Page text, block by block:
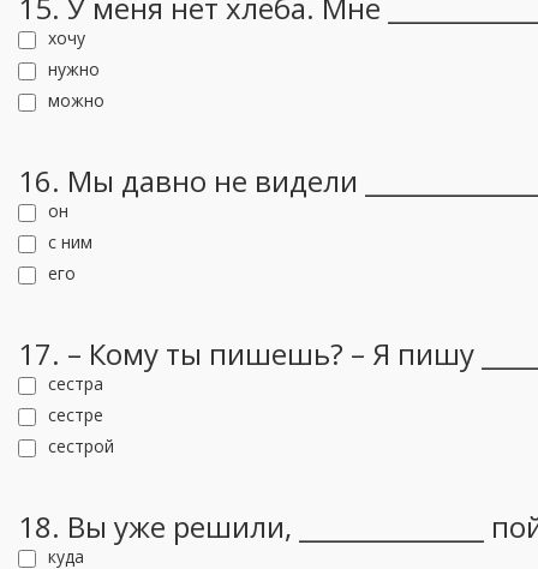
хочу
нужно
можно
16. Мы давно не видели
он
с ним
его
17. – Кому ты пишешь? – Я пишу
сестра
сестре
сестрой
18. Вы уже решили, ______________
куда